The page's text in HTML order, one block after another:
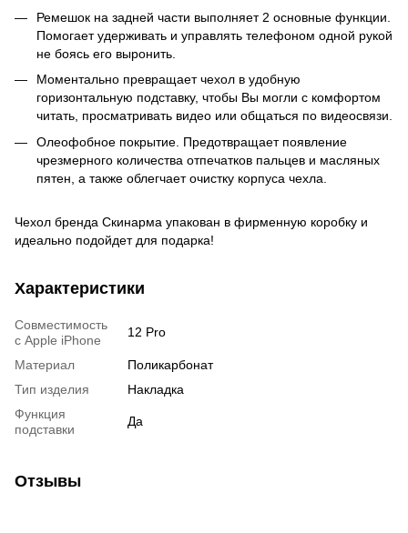
Ремешок на задней части выполняет 2 основные функции.
Помогает удерживать и управлять телефоном одной рукой
не боясь его выронить.
Моментально превращает чехол в удобную
горизонтальную подставку, чтобы Вы могли с комфортом
читать, просматривать видео или общаться по видеосвязи.
Олеофобное покрытие. Предотвращает появление
чрезмерного количества отпечатков пальцев и масляных
пятен, а также облегчает очистку корпуса чехла.
Чехол бренда Скинарма упакован в фирменную коробку и
идеально подойдет для подарка!
Характеристики
Совместимость
с Apple iPhone
12 Pro
Материал
Поликарбонат
Тип изделия
Накладка
Функция
подставки
Да
Отзывы